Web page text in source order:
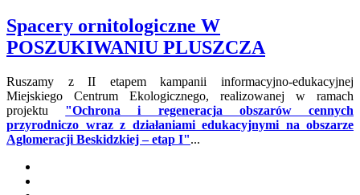
Spacery ornitologiczne W
POSZUKIWANIU PLUSZCZA
Ruszamy z II etapem kampanii informacyjno-edukacyjnej
Miejskiego Centrum Ekologicznego, realizowanej w ramach
projektu "Ochrona i regeneracja obszarów cennych
przyrodniczo wraz z działaniami edukacyjnymi na obszarze
Aglomeracji Beskidzkiej – etap I"...